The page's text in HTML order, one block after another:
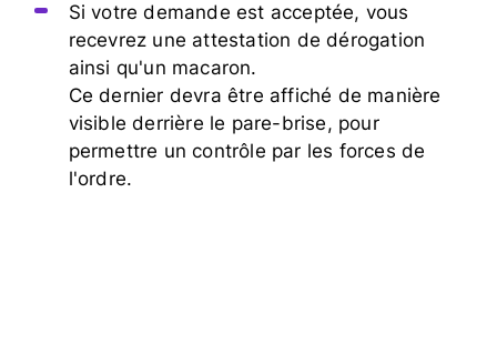
Si votre demande est acceptée, vous
recevrez une attestation de dérogation
ainsi qu'un macaron.
Ce dernier devra être affiché de manière
visible derrière le pare-brise, pour
permettre un contrôle par les forces de
l'ordre.